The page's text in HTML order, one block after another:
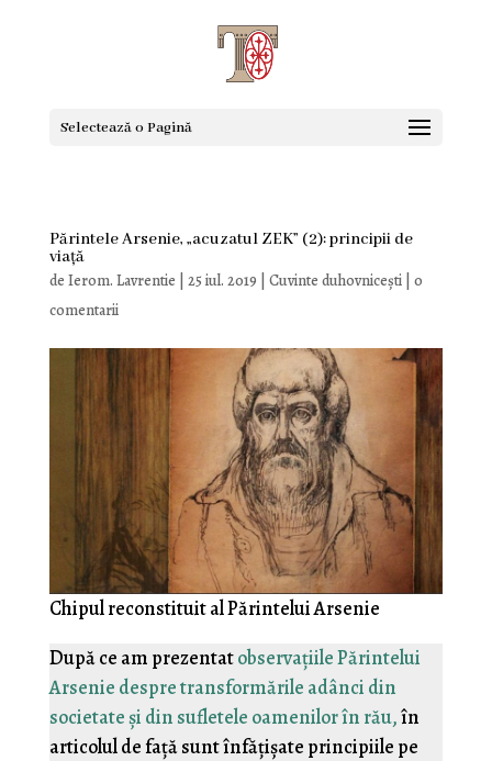
Selectează o Pagină
Părintele Arsenie, „acuzatul ZEK” (2): principii de
viață
de Ierom. Lavrentie 25 iul. 2019 Cuvinte duhovnicești| 0
comentarii
Chipul reconstituit al Părintelui Arsenie
După ce am prezentatobservațiile Părintelui
Arsenie despre transformările adânci din
societate și din sufletele oamenilor în rău,în
articolul de față sunt înfățișate principiile pe